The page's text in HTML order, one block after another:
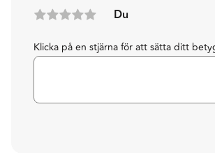
Du
Klicka på en stjärna för att sätta ditt